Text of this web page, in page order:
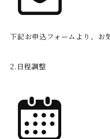
下記お申込フォームより、お
2.日程調整